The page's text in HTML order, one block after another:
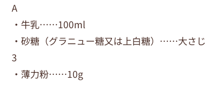
A
・牛乳……100ml
・砂糖（グラニュー糖又は上白糖）……大さじ
3
・薄力粉……10g